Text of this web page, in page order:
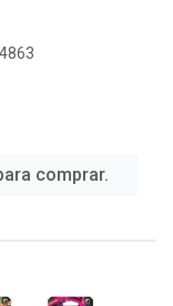
comprar.